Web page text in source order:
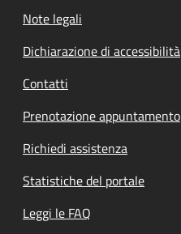
Note legali
Dichiarazione di accessibilità
Contatti
Prenotazione appuntamento
Richiedi assistenza
Statistiche del portale
Leggi le FAQ